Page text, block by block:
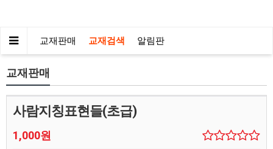
교재판매 교재검색 알림판
교재판매
사람지칭표현들(초급)
1,000원